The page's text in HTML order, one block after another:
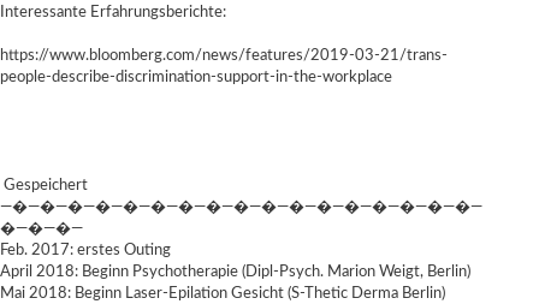
Interessante Erfahrungsberichte:
https://www.bloomberg.com/news/features/2019-03-21/trans-
people-describe-discrimination-support-in-the-workplace
Gespeichert
—�—�—�—�—�—�—�—�—�—�—�—�—�—�—�—�—�—
�—�—�—
Feb. 2017: erstes Outing
April 2018: Beginn Psychotherapie (Dipl-Psych. Marion Weigt, Berlin)
Mai 2018: Beginn Laser-Epilation Gesicht (S-Thetic Derma Berlin)